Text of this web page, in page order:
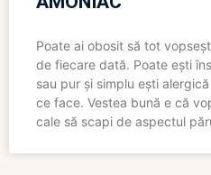
Poate ai obosit să tot
de fiecare dată. Poate ești
sau pur și simplu ești
ce face. Vestea bună e că
cale să scapi de aspectul